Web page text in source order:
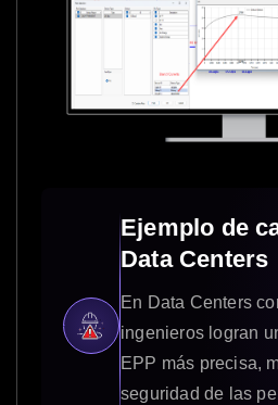
Ejemplo de
Data Centers
En Data Centers
ingenieros logran
EPP más precisa,
seguridad de las